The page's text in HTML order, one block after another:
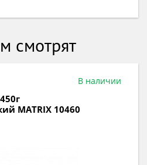
смотрят
В наличии
MATRIX 10630